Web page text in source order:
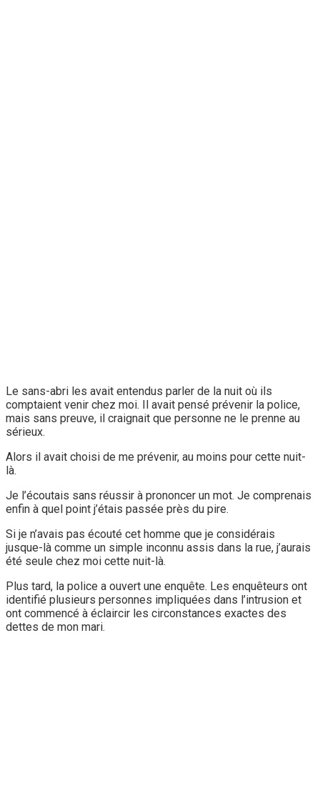
Le sans-abri les avait entendus parler de la nuit où ils
comptaient venir chez moi. Il avait pensé prévenir la police,
mais sans preuve, il craignait que personne ne le prenne au
sérieux.
Alors il avait choisi de me prévenir, au moins pour cette nuit-
là.
Je l’écoutais sans réussir à prononcer un mot. Je comprenais
enfin à quel point j’étais passée près du pire.
Si je n’avais pas écouté cet homme que je considérais
jusque-là comme un simple inconnu assis dans la rue, j’aurais
été seule chez moi cette nuit-là.
Plus tard, la police a ouvert une enquête. Les enquêteurs ont
identifié plusieurs personnes impliquées dans l’intrusion et
ont commencé à éclaircir les circonstances exactes des
dettes de mon mari.